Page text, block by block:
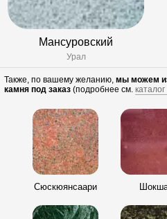
Мансуровский
Урал
Также, по вашему желанию, мы можем
камня под заказ (подробнее см.
Сюскюянсаари